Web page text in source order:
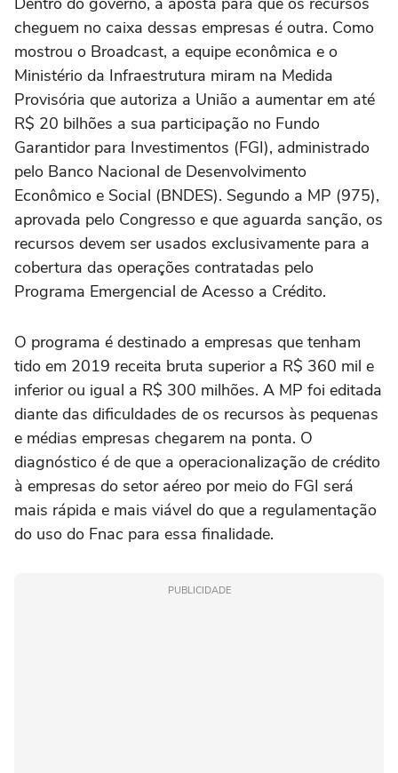
cheguem no caixa dessas empresas é outra. Como
mostrou o Broadcast, a equipe econômica e o
Ministério da Infraestrutura miram na Medida
Provisória que autoriza a União a aumentar em até
R$ 20 bilhões a sua participação no Fundo
Garantidor para Investimentos (FGI), administrado
pelo Banco Nacional de Desenvolvimento
Econômico e Social (BNDES). Segundo a MP (975),
aprovada pelo Congresso e que aguarda sanção, os
recursos devem ser usados exclusivamente para a
cobertura das operações contratadas pelo
Programa Emergencial de Acesso a Crédito.
O programa é destinado a empresas que tenham
tido em 2019 receita bruta superior a R$ 360 mil e
inferior ou igual a R$ 300 milhões. A MP foi editada
diante das dificuldades de os recursos às pequenas
e médias empresas chegarem na ponta. O
diagnóstico é de que a operacionalização de crédito
à empresas do setor aéreo por meio do FGI será
mais rápida e mais viável do que a regulamentação
do uso do Fnac para essa finalidade.
PUBLICIDADE